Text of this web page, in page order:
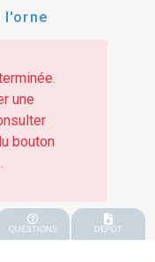
l'orne
une
bouton
QUESTIONS DEPOT